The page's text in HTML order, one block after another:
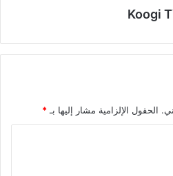
Koogi
الحقول الإلزامية مشار إليها بـ *